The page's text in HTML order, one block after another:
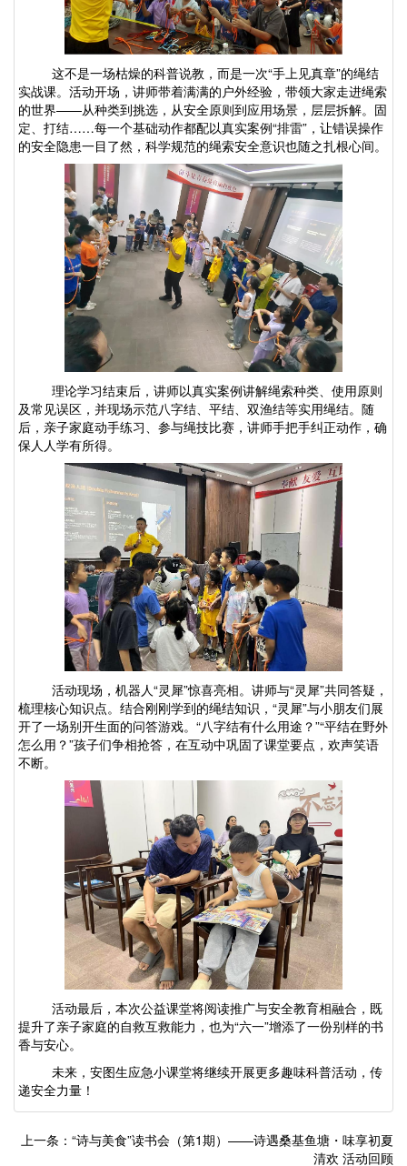
这不是一场枯燥的科普说教，而是一次“手上见真章”的绳结
实战课。活动开场，讲师带着满满的户外经验，带领大家走进绳索
的世界——从种类到挑选，从安全原则到应用场景，层层拆解。固
定、打结……每一个基础动作都配以真实案例“排雷”，让错误操作
的安全隐患一目了然，科学规范的绳索安全意识也随之扎根心间。
理论学习结束后，讲师以真实案例讲解绳索种类、使用原则
及常见误区，并现场示范八字结、平结、双渔结等实用绳结。随
后，亲子家庭动手练习、参与绳技比赛，讲师手把手纠正动作，确
保人人学有所得。
活动现场，机器人“灵犀”惊喜亮相。讲师与“灵犀”共同答疑，
梳理核心知识点。结合刚刚学到的绳结知识，“灵犀”与小朋友们展
开了一场别开生面的问答游戏。“八字结有什么用途？”“平结在野外
怎么用？”孩子们争相抢答，在互动中巩固了课堂要点，欢声笑语
不断。
活动最后，本次公益课堂将阅读推广与安全教育相融合，既
提升了亲子家庭的自救互救能力，也为“六一”增添了一份别样的书
香与安心。
未来，安图生应急小课堂将继续开展更多趣味科普活动，传
递安全力量！
上一条：“诗与美食”读书会（第1期）——诗遇桑基鱼塘・味享初夏
清欢 活动回顾